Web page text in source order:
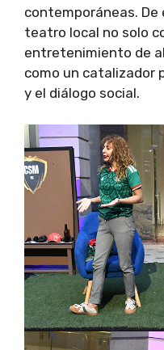
contemporáneas. De
teatro local no solo
entretenimiento de
como un catalizador
y el diálogo social.